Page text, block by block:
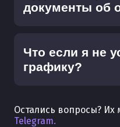
документы об
Что если я не
графику?
Остались вопросы? Их
Telegram.